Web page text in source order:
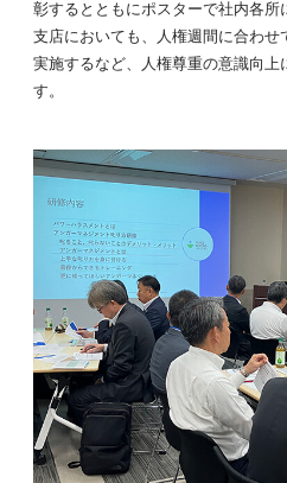
彰するとともにポスターで社内各
支店においても、人権週間に合わ
実施するなど、人権尊重の意識向上
す。